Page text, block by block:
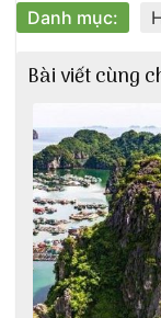
Danh mục:
Bài viết cùng